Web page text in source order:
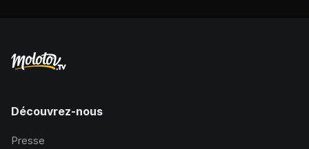
Découvrez-nous
Presse